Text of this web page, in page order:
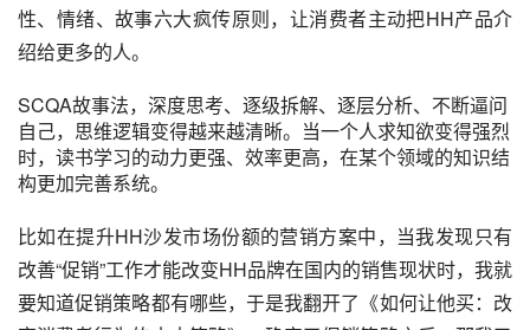
性、情绪、故事六大疯传原则，让消费者主动把HH产品介
绍给更多的人。
SCQA故事法，深度思考、逐级拆解、逐层分析、不断逼问
自己，思维逻辑变得越来越清晰。当一个人求知欲变得强烈
时，读书学习的动力更强、效率更高，在某个领域的知识结
构更加完善系统。
比如在提升HH沙发市场份额的营销方案中，当我发现只有
改善“促销”工作才能改变HH品牌在国内的销售现状时，我就
要知道促销策略都有哪些，于是我翻开了《如何让他买：改